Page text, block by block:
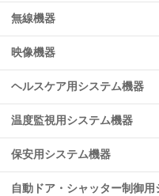
無線機器
映像機器
ヘルスケア用システム機器
温度監視用システム機器
保安用システム機器
自動ドア・シャッター制御用